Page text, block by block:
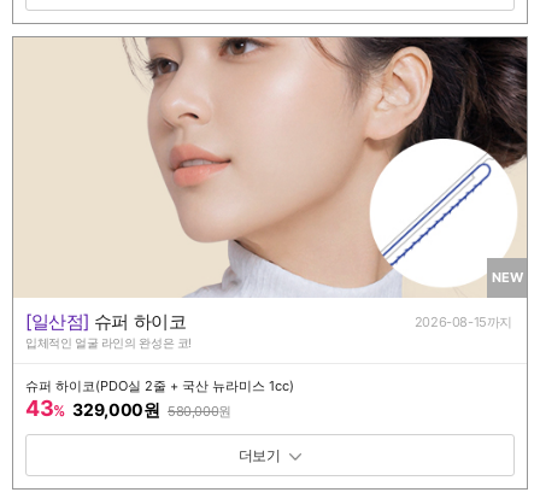
NEW
[일산점] 슈퍼 하이코 2026-08-15까지
입체적인 얼굴 라인의 완성은 코!
슈퍼 하이코(PDO실 2줄 + 국산 뉴라미스 1cc)
43% 329,000원 580,000원
패키지 보기 토글